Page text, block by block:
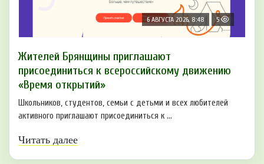
6 АВГУСТА 2026, 8:48 5
Жителей Брянщины приглашают
присоединиться к всероссийскому движению
«Время открытий»
Школьников, студентов, семьи с детьми и всех любителей
активного приглашают присоединиться к ...
Читать далее